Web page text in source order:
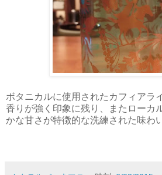
ボタニカルに使用されたカフィアラ
香りが強く印象に残り、またローカ
かな甘さが特徴的な洗練された味わ